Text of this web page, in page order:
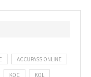
ACCUPASS ONLINE
KOC KOL